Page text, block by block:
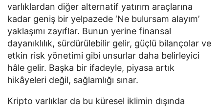
varlıklardan diğer alternatif yatırım araçlarına
kadar geniş bir yelpazede ‘Ne bulursam alayım’
yaklaşımı zayıflar. Bunun yerine finansal
dayanıklılık, sürdürülebilir gelir, güçlü bilançolar ve
etkin risk yönetimi gibi unsurlar daha belirleyici
hâle gelir. Başka bir ifadeyle, piyasa artık
hikâyeleri değil, sağlamlığı sınar.
Kripto varlıklar da bu küresel iklimin dışında